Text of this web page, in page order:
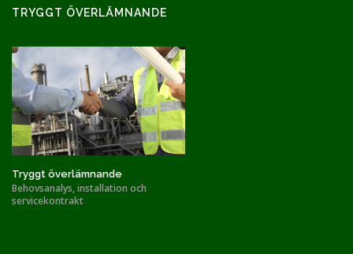
TRYGGT ÖVERLÄMNANDE
Tryggt överlämnande
Behovsanalys, installation och
servicekontrakt